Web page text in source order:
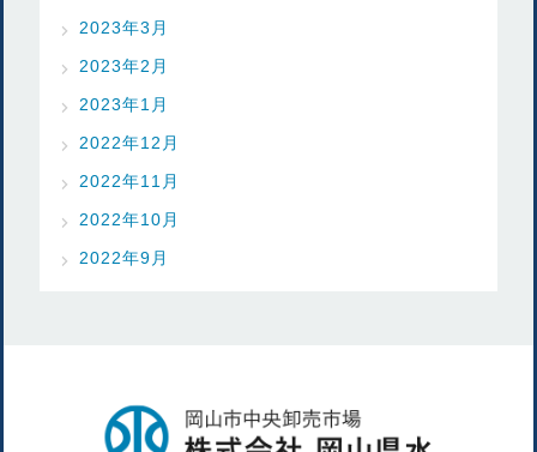
2023年3月
2023年2月
2023年1月
2022年12月
2022年11月
2022年10月
2022年9月